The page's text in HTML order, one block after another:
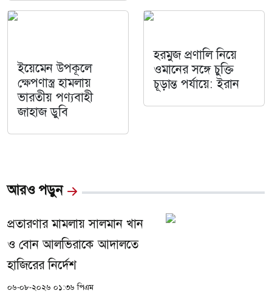
ইয়েমেন উপকূলে
ক্ষেপণাস্ত্র হামলায়
ভারতীয় পণ্যবাহী
জাহাজ ডুবি
হরমুজ প্রণালি নিয়ে
ওমানের সঙ্গে চুক্তি
চূড়ান্ত পর্যায়ে: ইরান
আরও পড়ুন
প্রতারণার মামলায় সালমান খান
ও বোন আলভিরাকে আদালতে
হাজিরের নির্দেশ
০৬-০৮-২০২৬ ০১:৩৬ পিএম